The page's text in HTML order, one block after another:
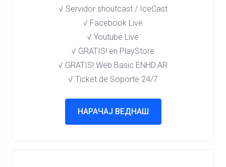
√ Servidor shoutcast / IceCast
√ Facebook Live
√ Youtube Live
√ GRATIS! en PlayStore​
√ GRATIS! Web Basic ENHD.AR
√ Ticket de Soporte 24/7
НАРАЧАЈ ВЕДНАШ